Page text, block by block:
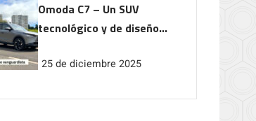
Omoda C7 – Un SUV
tecnológico y de diseño
25 de diciembre 2025